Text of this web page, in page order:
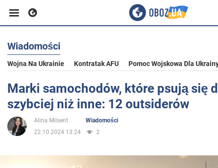
Biznes
Sport
Rozrywka
Wiadomości
Wojna Na Ukrainie Kontratak AFU Pomoc Wojskowa Dla
Marki samochodów, które psują się
szybciej niż inne: 12 outsiderów
Alina Milsent
Wiadomości
22.10.2024 13:24
2